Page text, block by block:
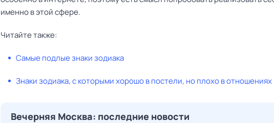
именно в этой сфере.
Читайте также:
Самые подлые знаки зодиака
Знаки зодиака, с которыми хорошо в постели, но плохо в отношениях
Вечерняя Москва: последние новости